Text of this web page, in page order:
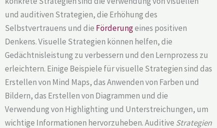
und auditiven Strategien, die Erhöhung des
Selbstvertrauens und die Förderungeines positiven
Denkens. Visuelle Strategien können helfen, die
Gedächtnisleistung zu verbessern und den Lernprozess zu
erleichtern. Einige Beispiele für visuelle Strategien sind das
Erstellen von Mind Maps, das Anwenden von Farben und
Bildern, das Erstellen von Diagrammen und die
Verwendung von Highlighting und Unterstreichungen, um
wichtige Informationen hervorzuheben. Auditive Strategien